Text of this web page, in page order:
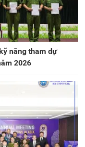
năng tham dự
2026